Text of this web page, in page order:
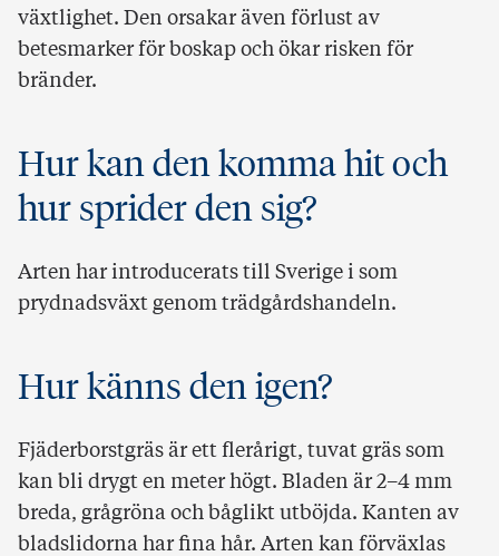
växtlighet. Den orsakar även förlust av
betesmarker för boskap och ökar risken för
bränder.
Hur kan den komma hit och
hur sprider den sig?
Arten har introducerats till Sverige i som
prydnadsväxt genom trädgårdshandeln.
Hur känns den igen?
Fjäderborstgräs är ett flerårigt, tuvat gräs som
kan bli drygt en meter högt. Bladen är 2–4 mm
breda, grågröna och båglikt utböjda. Kanten av
bladslidorna har fina hår. Arten kan förväxlas